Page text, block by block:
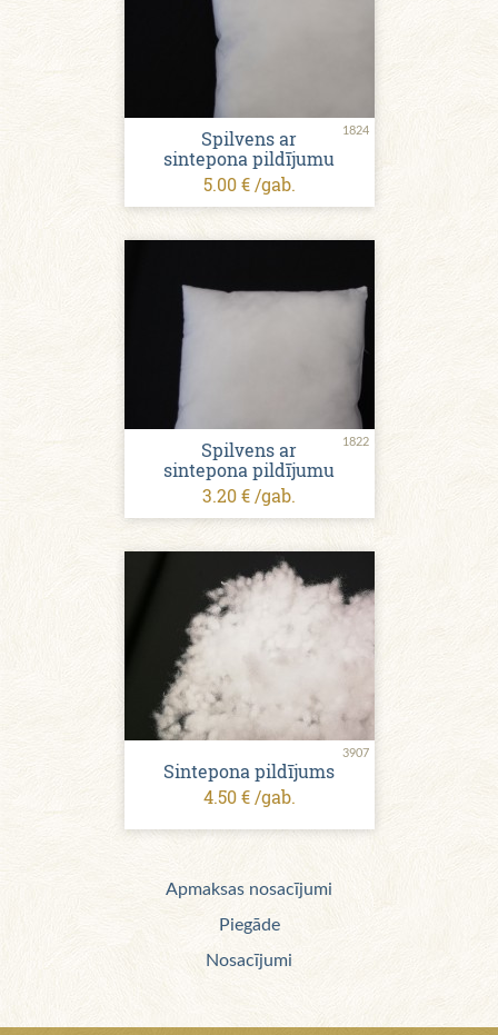
1824
Spilvens ar
sintepona pildījumu
5.00 € /gab.
1822
Spilvens ar
sintepona pildījumu
3.20 € /gab.
3907
Sintepona pildījums
4.50 € /gab.
Apmaksas nosacījumi
Piegāde
Nosacījumi